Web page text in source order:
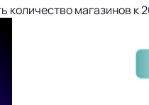
количество магазинов к